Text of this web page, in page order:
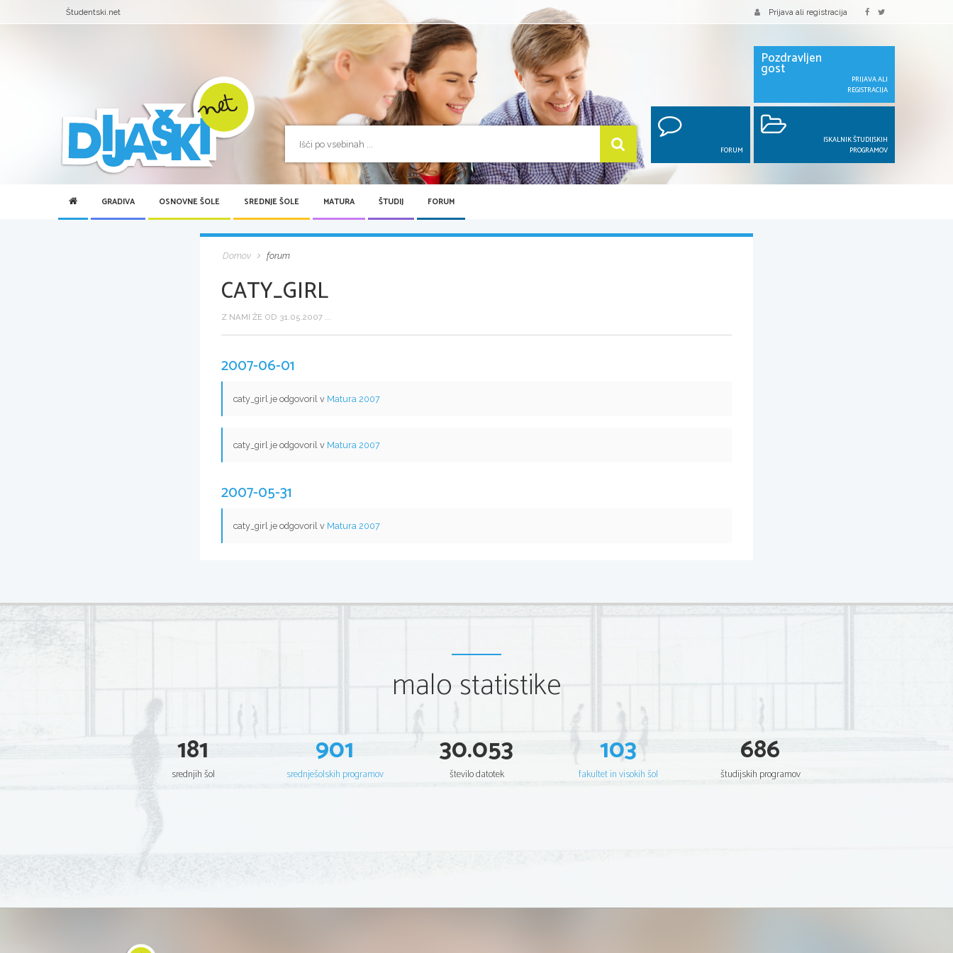
Študentski.net Prijava ali registracija
Pozdravljen
gost
PRIJAVA ALI
REGISTRACIJA
FORUM
ISKALNIK ŠTUDIJSKIH
PROGRAMOV
GRADIVA OSNOVNE ŠOLE SREDNJE ŠOLE MATURA ŠTUDIJ FORUM
Domov forum
CATY_GIRL
Z NAMI ŽE OD 31.05.2007 ...
2007-06-01
caty_girl je odgovoril v Matura 2007
caty_girl je odgovoril v Matura 2007
2007-05-31
caty_girl je odgovoril v Matura 2007
malo statistike
181
srednjih šol
901
srednješolskih programov
30.053
število datotek
103
fakultet in visokih šol
686
študijskih programov